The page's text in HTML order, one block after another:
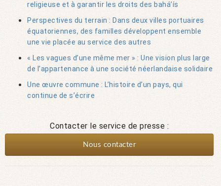
religieuse et à garantir les droits des bahá’ís
Perspectives du terrain : Dans deux villes portuaires
équatoriennes, des familles développent ensemble
une vie placée au service des autres
« Les vagues d’une même mer » : Une vision plus large
de l’appartenance à une société néerlandaise solidaire
Une œuvre commune : L’histoire d’un pays, qui
continue de s’écrire
Contacter le service de presse :
Nous contacter